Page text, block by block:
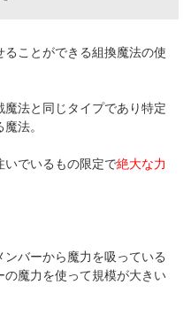
ことができる組換魔法の使
法と同じタイプであり特定
法。
いでいるもの限定で絶大な力
バーから魔力を吸っている
魔力を使って規模が大きい